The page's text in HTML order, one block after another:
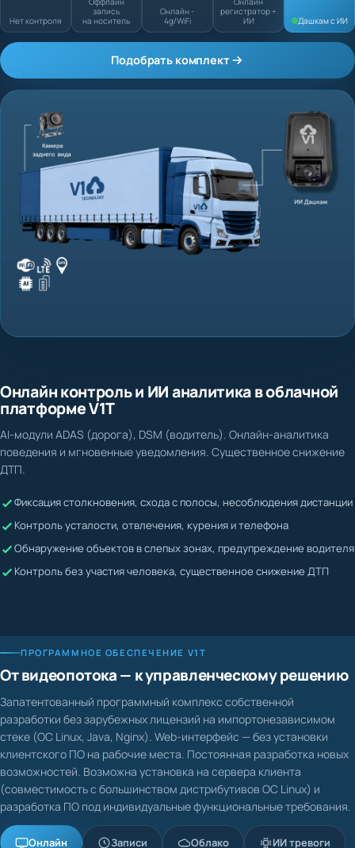
на носитель
Онлайн - 4g/WiFi
Жалобы невозможно подтвердить или опровергнуть
Водитель может скрывать нарушения
Онлайн контроль и ИИ аналитика в облачной
платформе V1T
поведения и мгновенные уведомления. Существенное снижение
ДТП.
От видеопотока — к управленческому решению
разработки без зарубежных лицензий на импортонезависимом
стеке (ОС Linux, Java, Nginx). Web-интерфейс — без установки
клиентского ПО на рабочие места. Постоянная разработка новых
возможностей. Возможна установка на сервера клиента
(совместимость с большинством дистрибутивов ОС Linux) и
разработка ПО под индивидуальные функциональные требования.